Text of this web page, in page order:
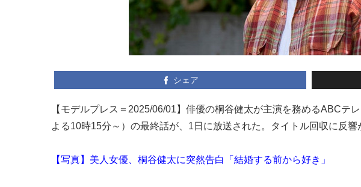
シェア
【モデルプレス＝2025/06/01】俳優の桐谷健太が主演を務めるABCテ
よる10時15分～）の最終話が、1日に放送された。タイトル回収に反
【写真】美人女優、桐谷健太に突然告白「結婚する前から好き」